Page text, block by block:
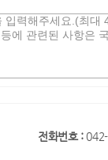
전화번호 :